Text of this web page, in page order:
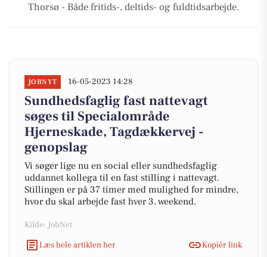
Thorsø - Både fritids-, deltids- og fuldtidsarbejde.
JOBNYT 16-05-2023 14:28
Sundhedsfaglig fast nattevagt
søges til Specialområde
Hjerneskade, Tagdækkervej -
genopslag
Vi søger lige nu en social eller sundhedsfaglig
uddannet kollega til en fast stilling i nattevagt.
Stillingen er på 37 timer med mulighed for mindre,
hvor du skal arbejde fast hver 3. weekend.
Kilde: JobNet
Læs hele artiklen her
Kopiér link